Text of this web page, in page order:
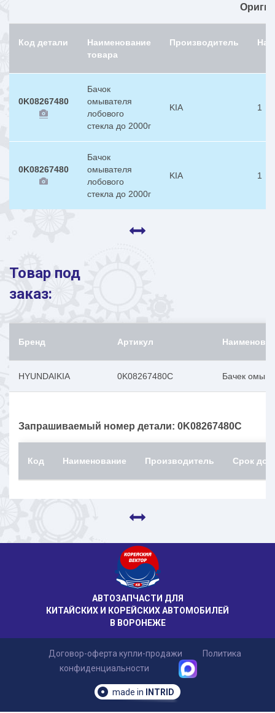
Код детали
Наименование
товара
Производитель
0K08267480
Бачок
омывателя
лобового
стекла до 2000г
KIA 1
0K08267480
Бачок
омывателя
лобового
стекла до 2000г
KIA 1
Товар под
заказ:
Бренд Артикул
HYUNDAIKIA 0K08267480C Бачек
Запрашиваемый номер детали: 0K08267480C
Код Наименование Производитель Срок
АВТОЗАПЧАСТИ ДЛЯ
КИТАЙСКИХ И КОРЕЙСКИХ АВТОМОБИЛЕЙ
В ВОРОНЕЖЕ
Договор-оферта купли-продажи
Политика
конфиденциальности
made in INTRID